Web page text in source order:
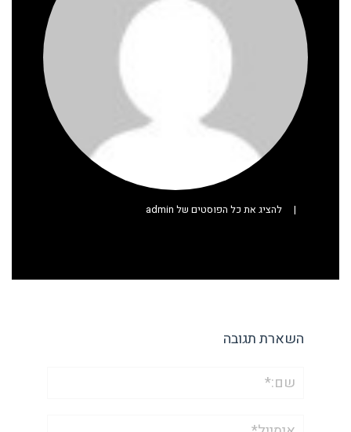
| להציג את כל הפוסטים של admin
השארת תגובה
אימייל*